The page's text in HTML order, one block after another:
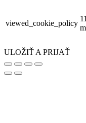
viewed_cookie_policy
11
ULOŽIŤ A PRIJAŤ